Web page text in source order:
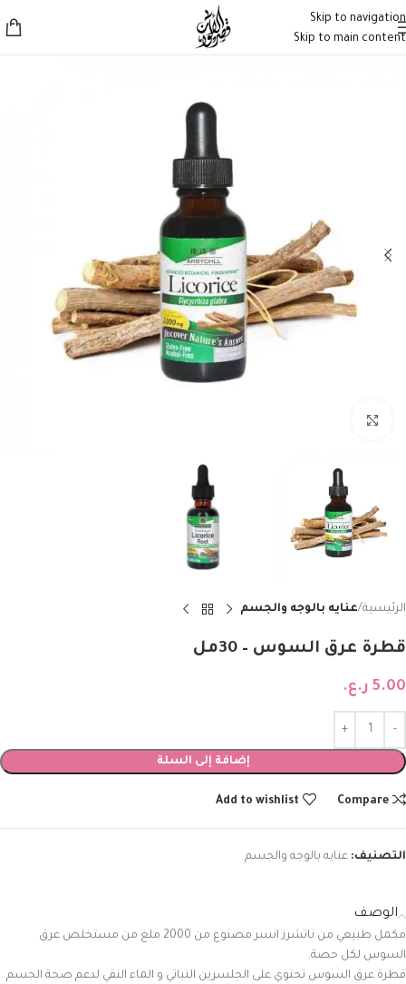
Skip to navigation
Skip to main content
الرئيسية عنايه بالوجه والجسم
قطرة عرق السوس – 30مل
5.00 ر.ع.
إضافة إلى السلة
Compare
Add to wishlist
التصنيف: عنايه بالوجه والجسم
الوصف
مكمل طبيعي من ناتشرز انسر مصنوع من 2000 ملغ من مستخلص عرق
السوس لكل حصة.
قطرة عرق السوس تحتوي على الجلسرين النباتي و الماء النقي لدعم صحة الجسم .